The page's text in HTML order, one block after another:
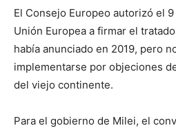
El Consejo Europeo autorizó el
Unión Europea a firmar el
había anunciado en 2019, pero
implementarse por objeciones
del viejo continente.
Para el gobierno de Milei, el